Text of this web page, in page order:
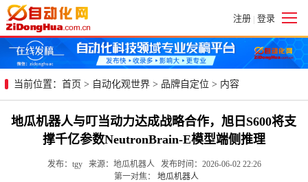
注册 | 登录
当前位置： 首页 > 自动化观世界 > 品牌自定位 > 内容
地瓜机器人与叮当动力达成战略合作，旭日S600将支
撑千亿参数NeutronBrain-E模型端侧推理
发布：tgy 来源：地瓜机器人 发布时间：2026-06-02 22:26
第一对焦： 地瓜机器人